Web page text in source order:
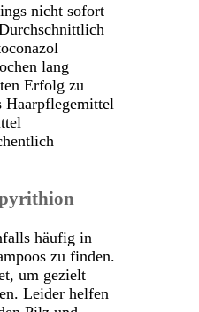
nicht sofort
lang
Erfolg zu
Haarpflegemittel
häufig in
zu finden.
um gezielt
Leider helfen